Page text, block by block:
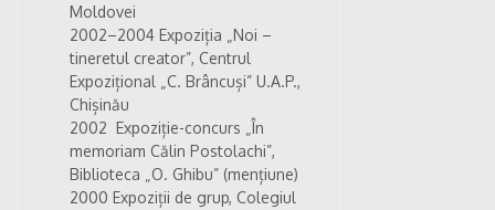
Moldovei
2002–2004 Expoziția „Noi –
tineretul creator”, Centrul
Expozițional „C. Brâncuși” U.A.P.,
Chișinău
2002 Expoziție-concurs „În
memoriam Călin Postolachi”,
Biblioteca „O. Ghibu” (mențiune)
2000 Expoziții de grup, Colegiul